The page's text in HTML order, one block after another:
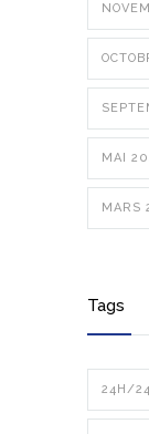
MAI
MARS
Tags
24H/24